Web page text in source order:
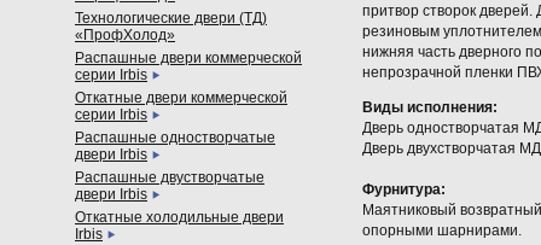
притвор створок
резиновым
нижняя часть дверного
непрозрачной пленки
Виды исполнения:
Дверь одностворчатая
Дверь двухстворчатая
Фурнитура:
Маятниковый
опорными шарнирами.
Технологические двери (ТД)
«ПрофХолод»
Распашные двери коммерческой
серии Irbis
Откатные двери коммерческой
серии Irbis
Распашные одностворчатые
двери Irbis
Распашные двустворчатые
двери Irbis
Откатные холодильные двери
Irbis